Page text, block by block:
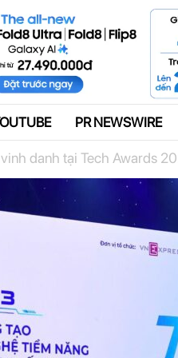
PR NEWSWIRE
danh tại Tech Awards